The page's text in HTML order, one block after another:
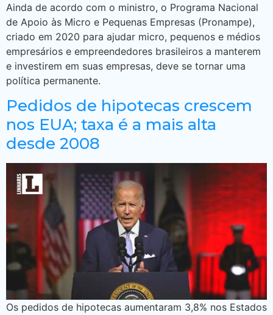
Ainda de acordo com o ministro, o Programa Nacional
de Apoio às Micro e Pequenas Empresas (Pronampe),
criado em 2020 para ajudar micro, pequenos e médios
empresários e empreendedores brasileiros a manterem
e investirem em suas empresas, deve se tornar uma
política permanente.
Pedidos de hipotecas crescem
nos EUA; taxa é a mais alta
desde 2008
Os pedidos de hipotecas aumentaram 3,8% nos Estados